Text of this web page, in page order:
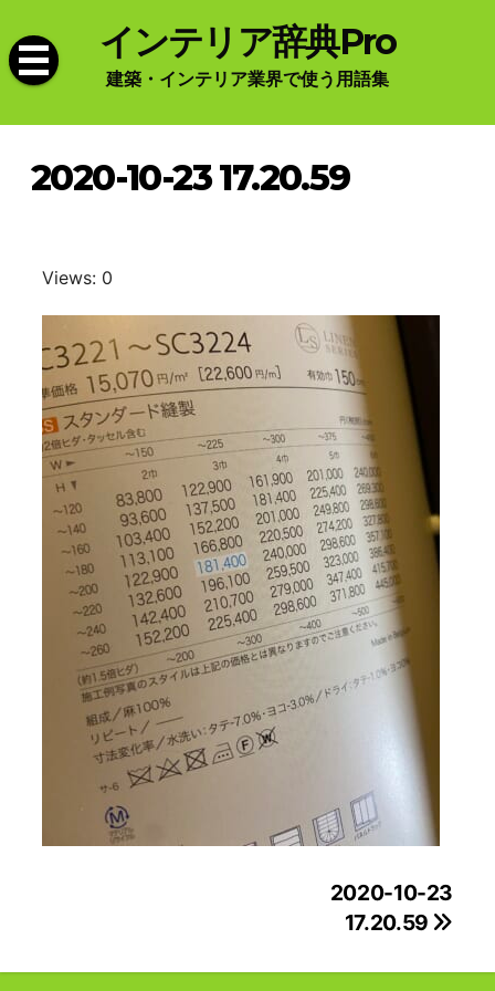
to
content
インテリア辞典Pro
建築・インテリア業界で使う用語集
2020-10-23 17.20.59
Views: 0
2020-10-23
17.20.59